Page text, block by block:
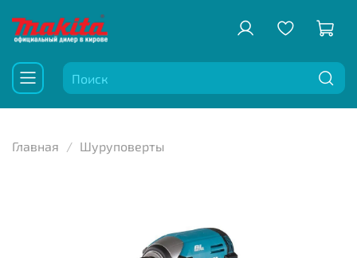
Главная Шуруповерты